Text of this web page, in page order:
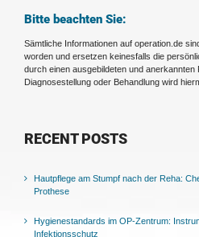
Bitte beachten Sie:
Sämtliche Informationen auf operation.de
worden und ersetzen keinesfalls die
durch einen ausgebildeten und
Diagnosestellung oder Behandlung wird
RECENT POSTS
Hautpflege am Stumpf nach der Reha:
Prothese
Hygienestandards im OP-Zentrum:
Infektionsschutz